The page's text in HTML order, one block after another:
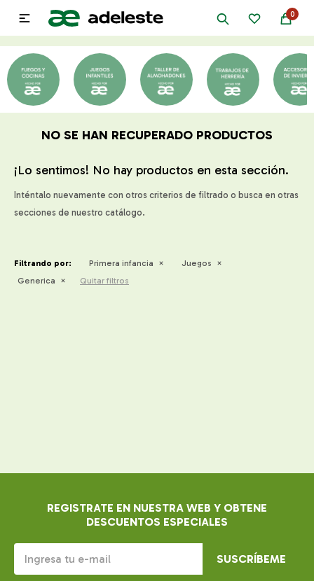
0

NO SE HAN RECUPERADO PRODUCTOS
¡Lo sentimos! No hay productos en esta sección.
Inténtalo nuevamente con otros criterios de filtrado o busca en otras
secciones de nuestro catálogo.
Filtrando por: Primera infancia
Juegos
Generica
Quitar filtros
REGISTRATE EN NUESTRA WEB Y OBTENE
DESCUENTOS ESPECIALES
SUSCRÍBEME